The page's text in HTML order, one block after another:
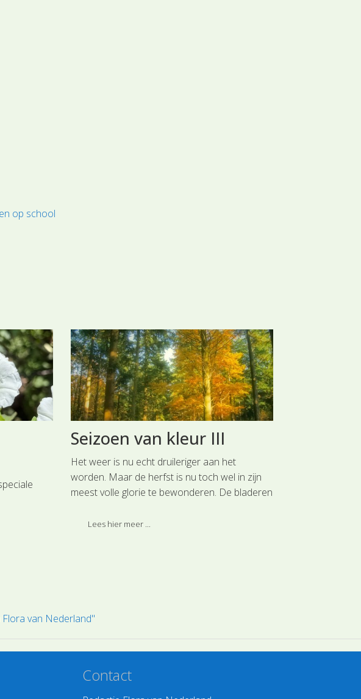
op school
Seizoen van kleur III
Het weer is nu echt druileriger aan het
worden. Maar de herfst is nu toch wel in zijn
meest volle glorie te bewonderen. De bladeren
Amerikaanse eiken (Quercus rubra) verkleuren
Lees hier meer ...
van Nederland"
Contact